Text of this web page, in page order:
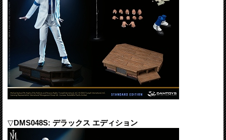
▽DMS048S: デラックス エディション